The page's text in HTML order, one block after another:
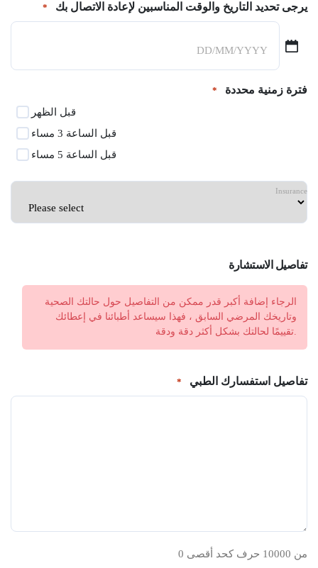
يرجى تحديد التاريخ والوقت المناسبين لإعادة الاتصال بك *
شرطة
شهر
شرطة
مائلة
فترة زمنية محددة *
قبل الظهر
قبل الساعة 3 مساء
قبل الساعة 5 مساء
Insurance
تفاصيل الاستشارة
الرجاء إضافة أكبر قدر ممكن من التفاصيل حول حالتك الصحية
وتاريخك المرضي السابق ، فهذا سيساعد أطبائنا في إعطائك
تقييمًا لحالتك بشكل أكثر دقة ودقة.
تفاصيل استفسارك الطبي *
0 من 10000 حرف كحد أقصى